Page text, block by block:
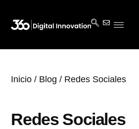
Inicio / Blog / Redes Sociales
Redes Sociales